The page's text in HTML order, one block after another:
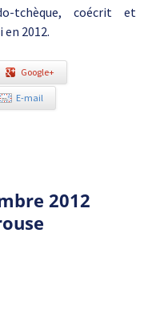
tchèque, coécrit et
2012.
Google+
E-mail
2012